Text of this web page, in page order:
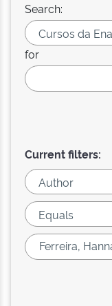
Search:
for
Current filters: